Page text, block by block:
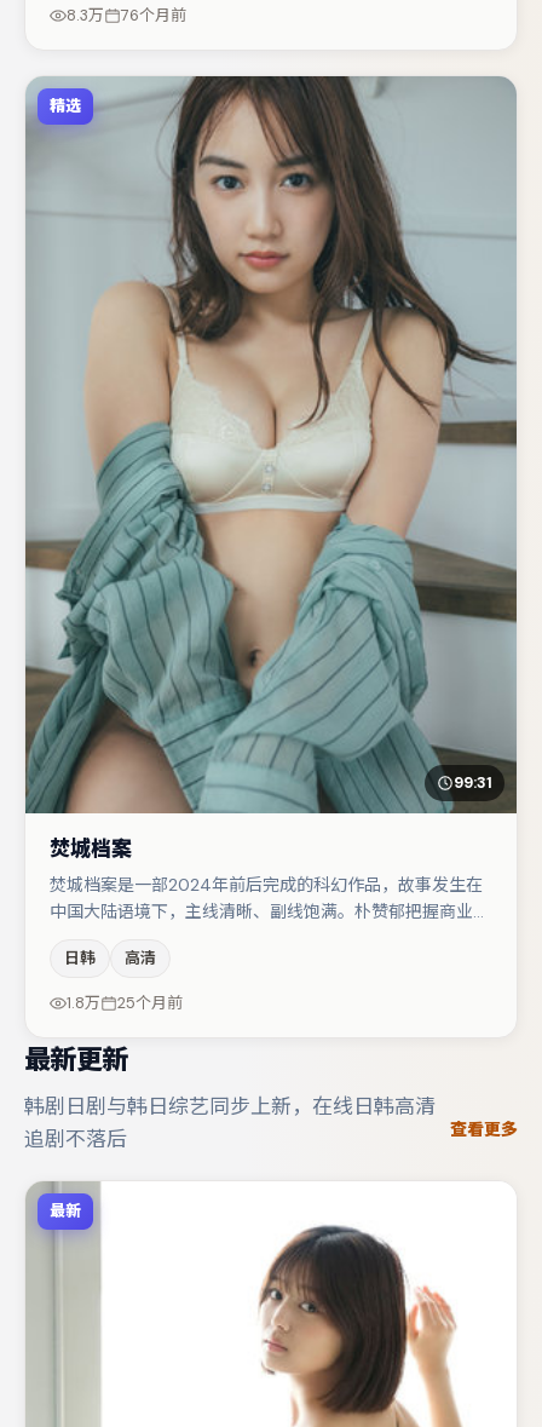
8.3万 76个月前
精选
99:31
焚城档案
焚城档案是一部2024年前后完成的科幻作品，故事发生在
中国大陆语境下，主线清晰、副线饱满。朴赞郁把握商业节
卓在片中承担叙事驱动，河正宇、张子枫分别提供反差与喜
剧/悬疑调剂（视场次而定）。若你偏爱强类型与清晰主
日韩 高清
1.8万 25个月前
最新更新
韩剧日剧与韩日综艺同步上新，在线日韩高清
追剧不落后
查看更多
最新